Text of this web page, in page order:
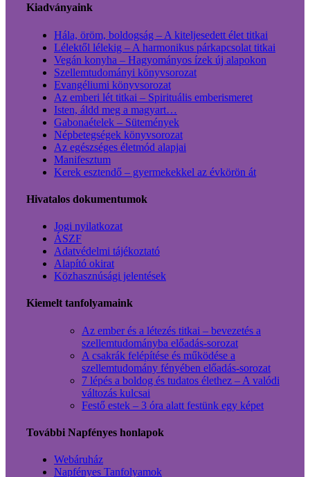
Kiadványaink
Hála, öröm, boldogság – A kiteljesedett élet titkai
Lélektől lélekig – A harmonikus párkapcsolat titkai
Vegán konyha – Hagyományos ízek új alapokon
Szellemtudományi könyvsorozat
Evangéliumi könyvsorozat
Az emberi lét titkai – Spirituális emberismeret
Isten, áldd meg a magyart…
Gabonaételek – Sütemények
Népbetegségek könyvsorozat
Az egészséges életmód alapjai
Manifesztum
Kerek esztendő – gyermekekkel az évkörön át
Hivatalos dokumentumok
Jogi nyilatkozat
ÁSZF
Adatvédelmi tájékoztató
Alapító okirat
Közhasznúsági jelentések
Kiemelt tanfolyamaink
Az ember és a létezés titkai – bevezetés a
szellemtudományba előadás-sorozat
A csakrák felépítése és működése a
szellemtudomány fényében előadás-sorozat
7 lépés a boldog és tudatos élethez – A valódi
változás kulcsai
Festő estek – 3 óra alatt festünk egy képet
További Napfényes honlapok
Webáruház
Napfényes Tanfolyamok